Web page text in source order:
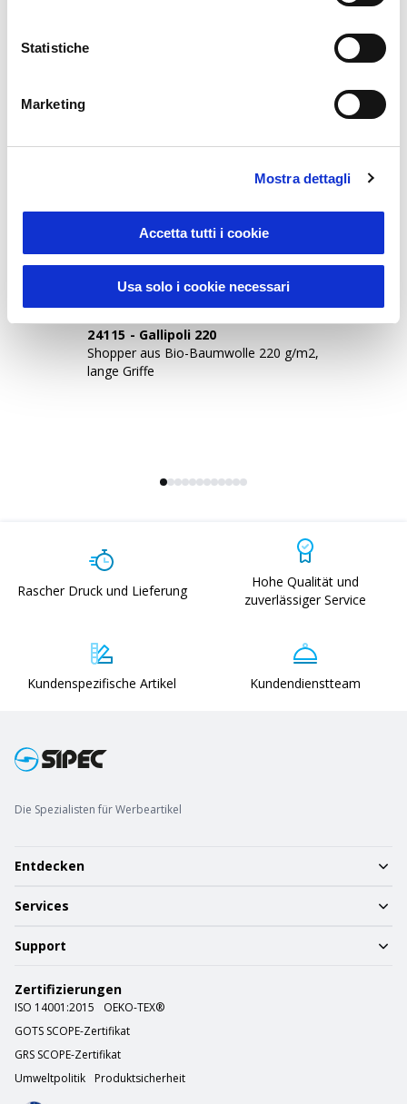
Statistiche
Marketing
Mostra dettagli
Accetta tutti i cookie
Usa solo i cookie necessari
24115 - Gallipoli 220
Shopper aus Bio-Baumwolle 220 g/m2,
lange Griffe
Rascher Druck und Lieferung
Hohe Qualität und
zuverlässiger Service
Kundenspezifische Artikel Kundendienstteam
Die Spezialisten für Werbeartikel
Entdecken
Services
Support
Zertifizierungen
ISO 14001:2015
OEKO-TEX®
GOTS SCOPE-Zertifikat
GRS SCOPE-Zertifikat
Umweltpolitik
Produktsicherheit